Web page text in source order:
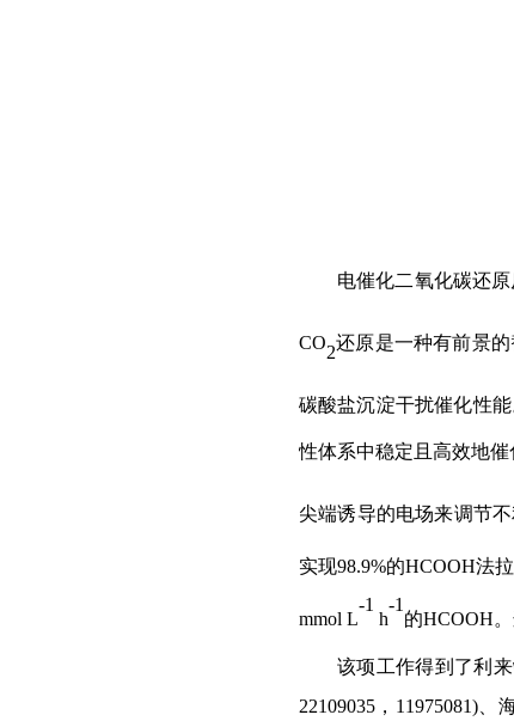
电催化二氧化碳还原
CO2还原是一种有前景
碳酸盐沉淀干扰催化性
性体系中稳定且高效地催
尖端诱导的电场来调节
实现98.9%的HCOOH法
mmol L
-1
h
-1
的HCOOH
该项工作得到了利
22109035， 11975081)、